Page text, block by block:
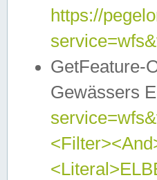
https://
GetFeature-
Gewässers